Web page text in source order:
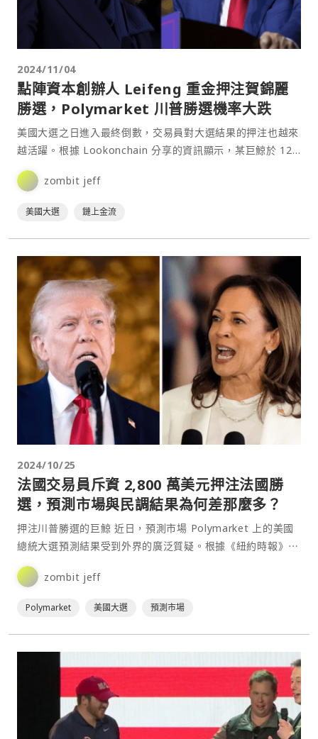
2024/11/04
點陣資本創辦人 Leifeng 重金押注賀錦麗
勝選，Polymarket 川普勝選機率大跌
美國大選之日進入最終倒數，交易員對大選結果的押注也越來
越活躍。根據 Lookonchain 分享的資訊顯示，某巨鯨於 12
小時前從幣安提取了 500 萬美元 USDC，並轉入預測市場押
注民主黨賀錦麗會在這場大選中勝出，且根據鏈上金流數據分
zombit jeff
美國大選 鏈上金流
2024/10/25
法國交易員斥資 2,800 萬美元押注法國勝
選，預測市場與民調結果為何差那麼多？
押注川普勝選的巨鯨 近日，預測市場 Polymarket 上的美國
總統大選預測結果受到外界的廣泛質疑。根據《紐約時報》⋯
zombit jeff
Polymarket 美國大選 預測市場